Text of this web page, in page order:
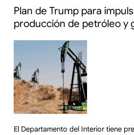
Plan de Trump para
producción de petróleo y
El Departamento del Interior tiene